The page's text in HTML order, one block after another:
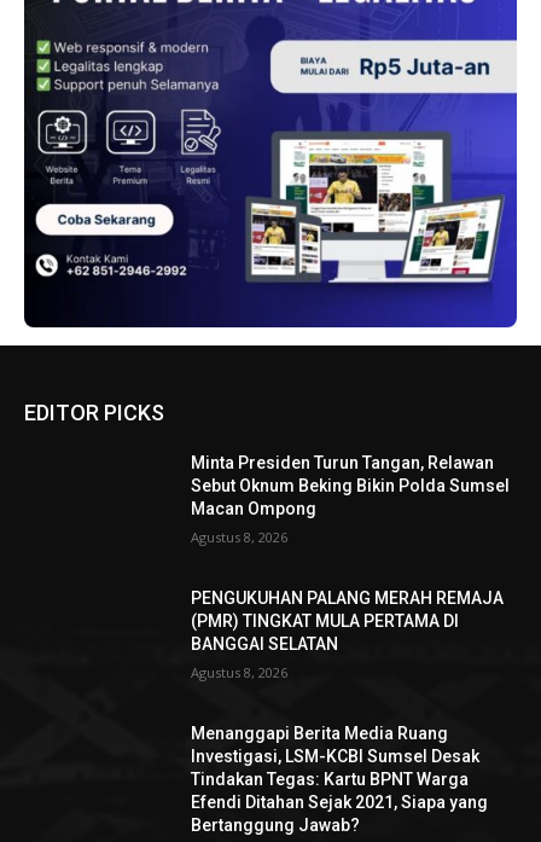
EDITOR PICKS
Minta Presiden Turun Tangan, Relawan
Sebut Oknum Beking Bikin Polda Sumsel
Macan Ompong
Agustus 8, 2026
PENGUKUHAN PALANG MERAH REMAJA
(PMR) TINGKAT MULA PERTAMA DI
BANGGAI SELATAN
Agustus 8, 2026
Menanggapi Berita Media Ruang
Investigasi, LSM-KCBI Sumsel Desak
Tindakan Tegas: Kartu BPNT Warga
Efendi Ditahan Sejak 2021, Siapa yang
Bertanggung Jawab?